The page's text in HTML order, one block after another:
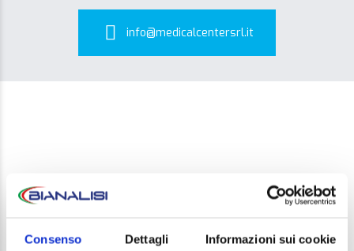
Consenso Dettagli Informazioni sui cookie
info@medicalcentersrl.it
LEAVE A REPLY